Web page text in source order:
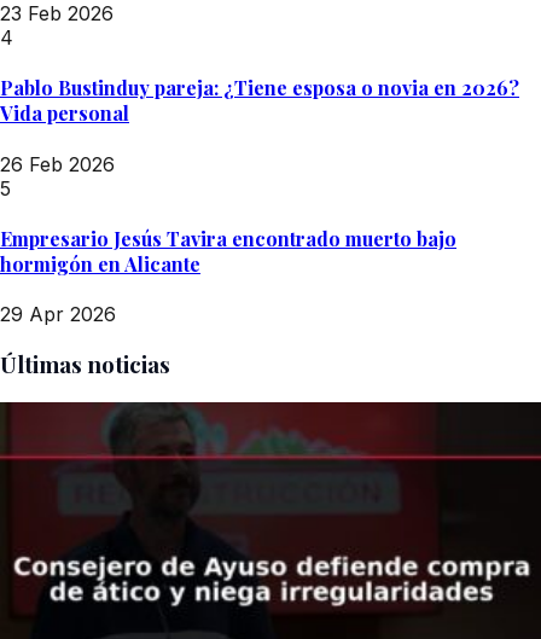
23 Feb 2026
4
Pablo Bustinduy pareja: ¿Tiene esposa o novia en 2026?
Vida personal
26 Feb 2026
5
Empresario Jesús Tavira encontrado muerto bajo
hormigón en Alicante
29 Apr 2026
Últimas noticias